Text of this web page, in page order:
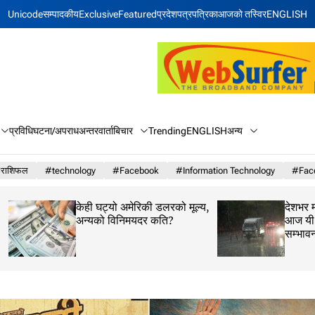
Unicodeसम्पादकीयExclusiveFeaturedप्रदेशपत्रपत्रिकाआजकाे तस्विरENGLISH
प्रविधिघटना/अपराधअन्तरवार्ताबिचार TrendingENGLISHअन्य
#technology #Facebook #Information Technology
केही घट्यो अमेरिकी डलरको मूल्य,
अन्यको विनिमयदर कति?
देशभर मनसुनी
आज यी तीन प्रदेशमा
सम्भावना